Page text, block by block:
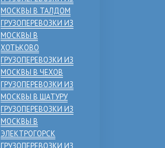
МОСКВЫ В ТАЛДОМ
ГРУЗОПЕРЕВОЗКИ ИЗ
МОСКВЫ В
ХОТЬКОВО
ГРУЗОПЕРЕВОЗКИ ИЗ
МОСКВЫ В ЧЕХОВ
ГРУЗОПЕРЕВОЗКИ ИЗ
МОСКВЫ В ШАТУРУ
ГРУЗОПЕРЕВОЗКИ ИЗ
МОСКВЫ В
ЭЛЕКТРОГОРСК
ГРУЗОПЕРЕВОЗКИ ИЗ